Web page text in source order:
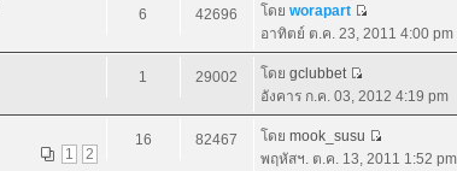
6 42696 โดย worapart
อาทิตย์ ต.ค. 23, 2011 4:00 pm
1 29002 โดย gclubbet
อังคาร ก.ค. 03, 2012 4:19 pm
1
2
16 82467 โดย mook_susu
พฤหัสฯ. ต.ค. 13, 2011 1:52 pm